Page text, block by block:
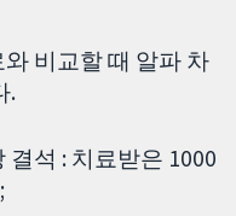
비교할 때 알파 차
.
석 : 치료받은 1000